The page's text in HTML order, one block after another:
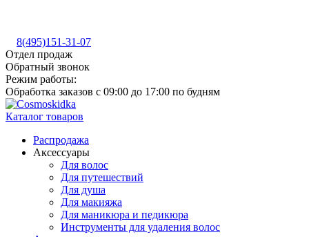
8(495)151-31-07
Отдел продаж
Обратный звонок
Режим работы:
Обработка заказов с 09:00 до 17:00 по будням
Каталог товаров
Распродажа
Аксессуары
Для волос
Для путешествий
Для душа
Для макияжа
Для маникюра и педикюра
Инструменты для удаления волос